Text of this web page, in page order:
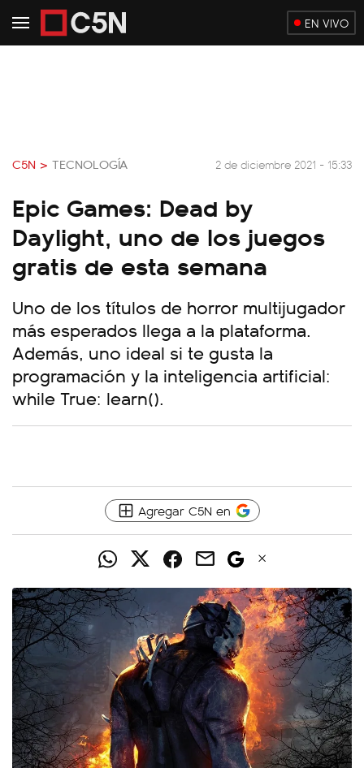
EN VIVO
C5N > TECNOLOGÍA 2 de diciembre 2021 - 15:33
Epic Games: Dead by
Daylight, uno de los juegos
gratis de esta semana
Uno de los títulos de horror multijugador
más esperados llega a la plataforma.
Además, uno ideal si te gusta la
programación y la inteligencia artificial:
while True: learn().
Agregar C5N en